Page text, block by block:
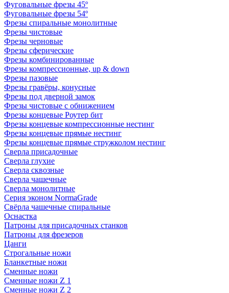
Фуговальные фрезы 45º
Фуговальные фрезы 54º
Фрезы спиральные монолитные
Фрезы чистовые
Фрезы черновые
Фрезы сферические
Фрезы комбинированные
Фрезы компрессионные, up & down
Фрезы пазовые
Фрезы гравёры, конусные
Фрезы под дверной замок
Фрезы чистовые с обнижением
Фрезы концевые Роутер бит
Фрезы концевые компрессионные нестинг
Фрезы концевые прямые нестинг
Фрезы концевые прямые стружколом нестинг
Сверла присадочные
Сверла глухие
Сверла сквозные
Сверла чашечные
Сверла монолитные
Серия эконом NormaGrade
Свёрла чашечные спиральные
Оснастка
Патроны для присадочных станков
Патроны для фрезеров
Цанги
Строгальные ножи
Бланкетные ножи
Сменные ножи
Сменные ножи Z 1
Сменные ножи Z 2